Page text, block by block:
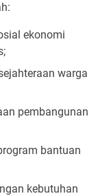
ekonomi
warga
pembangunan
bantuan
kebutuhan